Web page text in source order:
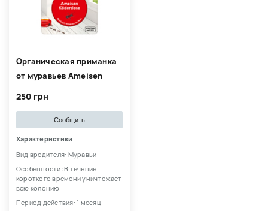
Органическая приманка
от муравьев Ameisen
250 грн
Сообщить
Характеристики
Вид вредителя: Муравьи
Особенности: В течение
короткого времени уничтожает
всю колонию
Период действия: 1 месяц